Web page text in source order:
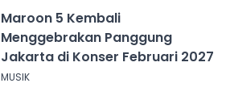
Maroon 5 Kembali
Menggebrakan Panggung
Jakarta di Konser Februari 2027
MUSIK